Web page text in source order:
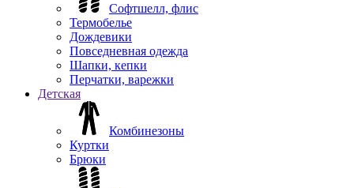
Софтшелл, флис
Термобелье
Дождевики
Повседневная одежда
Шапки, кепки
Перчатки, варежки
Детская
Комбинезоны
Куртки
Брюки